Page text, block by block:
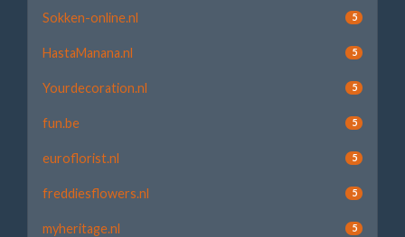
Sokken-online.nl 5
HastaManana.nl 5
Yourdecoration.nl 5
fun.be 5
euroflorist.nl 5
freddiesflowers.nl 5
myheritage.nl 5